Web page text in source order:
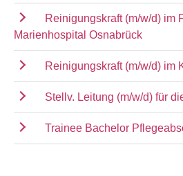
Reinigungskraft (m/w/d) im
Marienhospital Osnabrück
Reinigungskraft (m/w/d) im
Stellv. Leitung (m/w/d) für
Trainee Bachelor